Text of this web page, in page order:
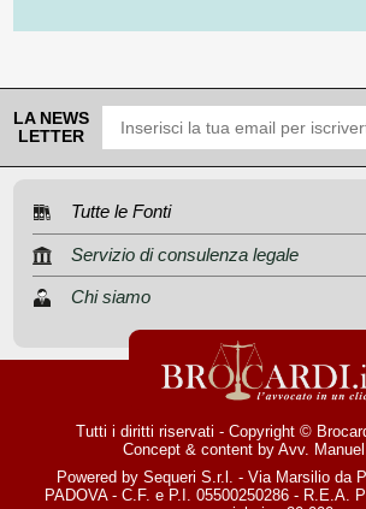
LA NEWS
LETTER
Tutte le Fonti
Servizio di consulenza legale
Chi siamo
Tutti i diritti riservati - Copyright ©
Concept & content by Avv.
Powered by Sequeri S.r.l. - Via Marsilio da
PADOVA - C.F. e P.I. 05500250286 - R.E.A.